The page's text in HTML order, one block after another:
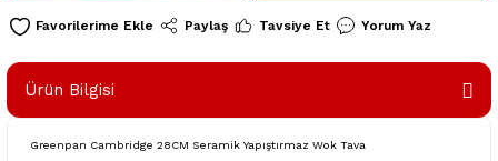
Paylaş Tavsiye Et Yorum Yaz
Ürün Bilgisi
Greenpan Cambridge 28CM Seramik Yapıştırmaz Wok Tava